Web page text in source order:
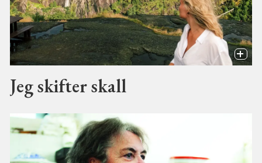
Jeg skifter skall